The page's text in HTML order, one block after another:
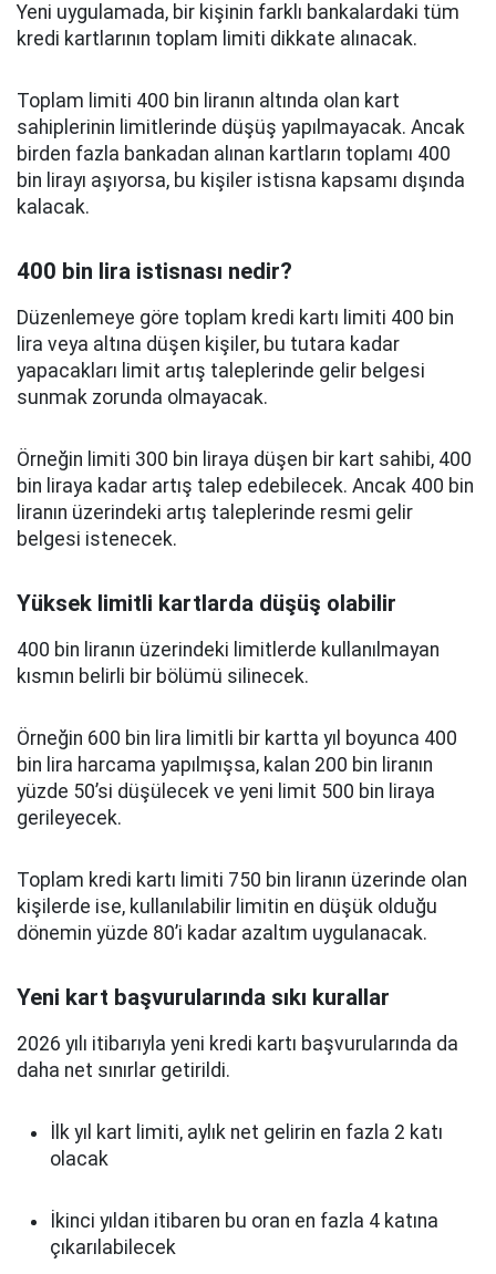
Yeni uygulamada, bir kişinin farklı bankalardaki tüm
kredi kartlarının toplam limiti dikkate alınacak.
Toplam limiti 400 bin liranın altında olan kart
sahiplerinin limitlerinde düşüş yapılmayacak. Ancak
birden fazla bankadan alınan kartların toplamı 400
bin lirayı aşıyorsa, bu kişiler istisna kapsamı dışında
kalacak.
400 bin lira istisnası nedir?
Düzenlemeye göre toplam kredi kartı limiti 400 bin
lira veya altına düşen kişiler, bu tutara kadar
yapacakları limit artış taleplerinde gelir belgesi
sunmak zorunda olmayacak.
Örneğin limiti 300 bin liraya düşen bir kart sahibi, 400
bin liraya kadar artış talep edebilecek. Ancak 400 bin
liranın üzerindeki artış taleplerinde resmi gelir
belgesi istenecek.
Yüksek limitli kartlarda düşüş olabilir
400 bin liranın üzerindeki limitlerde kullanılmayan
kısmın belirli bir bölümü silinecek.
Örneğin 600 bin lira limitli bir kartta yıl boyunca 400
bin lira harcama yapılmışsa, kalan 200 bin liranın
yüzde 50’si düşülecek ve yeni limit 500 bin liraya
gerileyecek.
Toplam kredi kartı limiti 750 bin liranın üzerinde olan
kişilerde ise, kullanılabilir limitin en düşük olduğu
dönemin yüzde 80’i kadar azaltım uygulanacak.
Yeni kart başvurularında sıkı kurallar
2026 yılı itibarıyla yeni kredi kartı başvurularında da
daha net sınırlar getirildi.
İlk yıl kart limiti, aylık net gelirin en fazla 2 katı
olacak
İkinci yıldan itibaren bu oran en fazla 4 katına
çıkarılabilecek